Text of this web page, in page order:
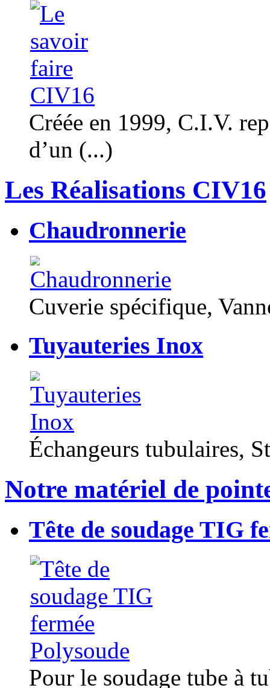
Créée en 1999, C.I.V.
d’un (...)
Les Réalisations CIV16
Chaudronnerie
Cuverie spécifique,
Tuyauteries Inox
Échangeurs tubulaires,
Notre matériel de
Tête de soudage TIG
Pour le soudage tube à